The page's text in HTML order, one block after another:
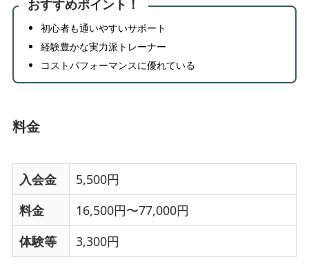
おすすめポイント！
初心者も通いやすいサポート
経験豊かな実力派トレーナー
コストパフォーマンスに優れている
料金
入会金
5,500円
料金
16,500円〜77,000円
体験等
3,300円